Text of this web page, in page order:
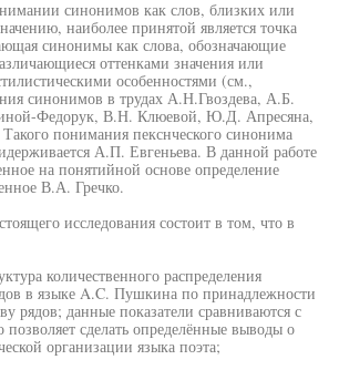
синонимов как слов, близких или
наиболее принятой является точка
синонимы как слова, обозначающие
оттенками значения или
особенностями (см.,
синонимов в трудах А.Н.Гвоздева, А.Б.
Федорук, В.Н. Клюевой, Ю.Д. Апресяна,
понимания пекснческого синонима
А.П. Евгеньева. В данной работе
на понятийной основе определение
В.А. Гречко.
исследования состоит в том, что в
количественного распределения
в языке A.C. Пушкина по принадлежности
рядов; данные показатели сравниваются с
сделать определённые выводы о
организации языка поэта;